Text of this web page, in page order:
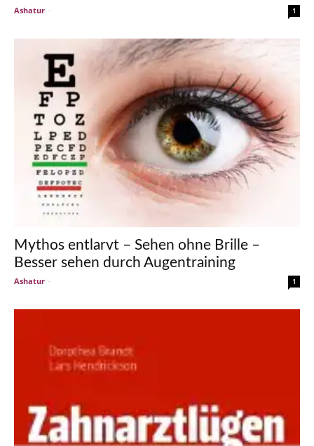
Ashatur - 1
Mythos entlarvt – Sehen ohne Brille –
Besser sehen durch Augentraining
Ashatur - 1